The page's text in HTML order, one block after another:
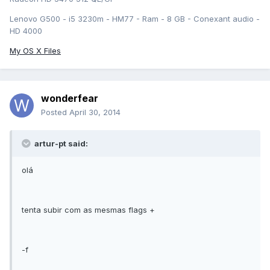
Lenovo G500 - i5 3230m - HM77 - Ram - 8 GB - Conexant audio -
HD 4000
My OS X Files
wonderfear
Posted April 30, 2014
artur-pt said:
olá
tenta subir com as mesmas flags +
-f